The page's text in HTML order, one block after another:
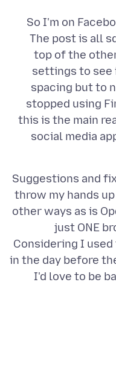
So I'm on
The post is all
top of the
settings to see
spacing but to
stopped using
this is the main
social media
Suggestions and
throw my hands
other ways as is
just ONE
Considering I used
in the day before
I'd love to be